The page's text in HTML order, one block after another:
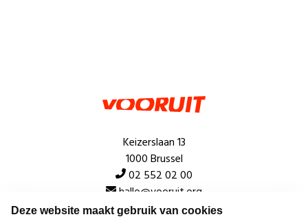
Deze website maakt gebruik van cookies
Keizerslaan 13
1000 Brussel
02 552 02 00
hallo@vooruit.org